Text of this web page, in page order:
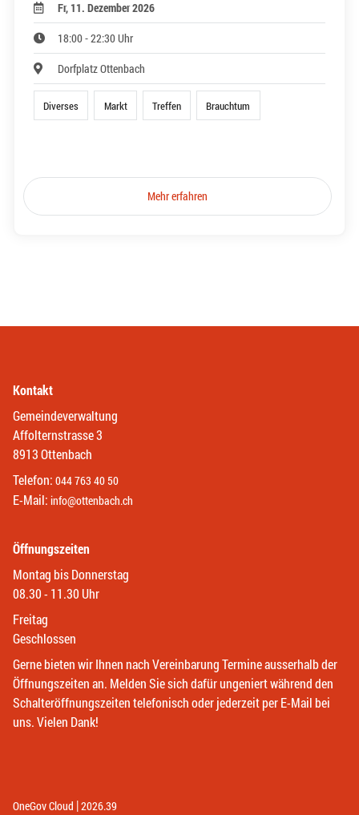
Fr, 11. Dezember 2026
18:00 - 22:30 Uhr
Dorfplatz Ottenbach
Diverses Markt Treffen Brauchtum
Mehr erfahren
Kontakt
Gemeindeverwaltung
Affolternstrasse 3
8913 Ottenbach
Telefon: 044 763 40 50
E-Mail: info@ottenbach.ch
Öffnungszeiten
Montag bis Donnerstag
08.30 - 11.30 Uhr
Freitag
Geschlossen
Gerne bieten wir Ihnen nach Vereinbarung Termine ausserhalb der
Öffnungszeiten an. Melden Sie sich dafür ungeniert während den
Schalteröffnungszeiten telefonisch oder jederzeit per E-Mail bei
uns. Vielen Dank!
OneGov Cloud (External Link)
|2026.39